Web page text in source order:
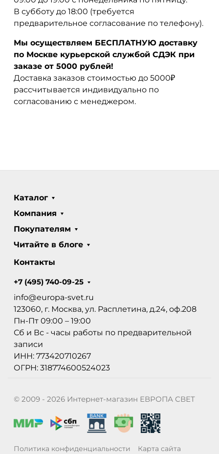
В субботу до 18:00 (требуется
предварительное согласование по телефону).
Мы осуществляем БЕСПЛАТНУЮ доставку
по Москве курьерской службой СДЭК при
заказе от 5000 рублей!
Доставка заказов стоимостью до 5000₽
рассчитывается индивидуально по
согласованию с менеджером.
Каталог
Компания
Покупателям
Читайте в блоге
Контакты
+7 (495) 740-09-25
info@europa-svet.ru
123060, г. Москва, ул. Расплетина, д.24, оф.208
Пн-Пт 09:00 – 19:00
Сб и Вс - часы работы по предварительной
записи
ИНН: 773420710267
ОГРН: 318774600524023
© 2009 - 2026 Интернет-магазин ЕВРОПА СВЕТ
Политика конфиденциальности Карта сайта